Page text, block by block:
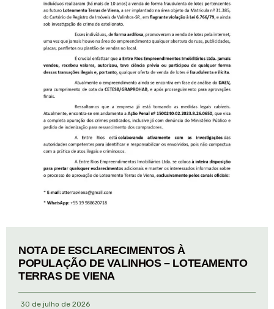
NOTA DE ESCLARECIMENTOS À
POPULAÇÃO DE VALINHOS – LOTEAMENTO
TERRAS DE VIENA
30 de julho de 2026